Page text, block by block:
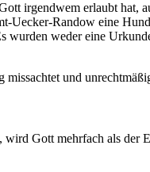
irgendwem erlaubt hat,
Uecker-Randow eine
wurden weder eine
missachtet und
Gott mehrfach als der